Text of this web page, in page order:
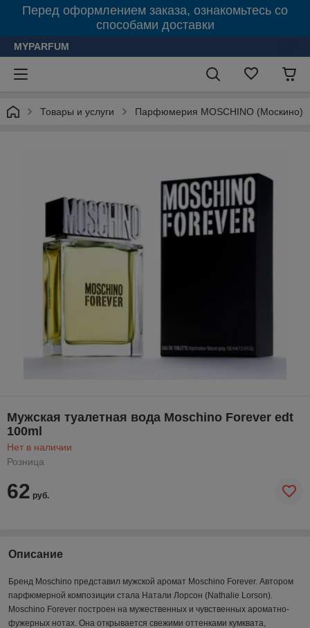
Перед оформлением заказа, ознакомьтесь со
способами доставки
MYPARFUM
Товары и услуги Парфюмерия MOSCHINO (Москино)
Мужская туалетная вода Moschino Forever edt
100ml
Нет в наличии
Розница
62 руб.
Описание
Бренд Moschino представил мужской аромат Moschino Forever. Автором
парфюмерной композиции стала Натали Лорсон (Nathalie Lorson).
Moschino Forever построен на мужественных и чувственных ароматно-
фужерных нотах. Она открывается свежими оттенками кумквата,